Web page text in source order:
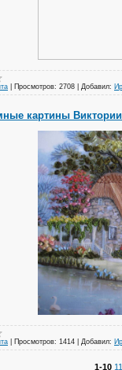
Просмотров: 2708 Добавил:
картины
Просмотров: 1414 Добавил:
1-10